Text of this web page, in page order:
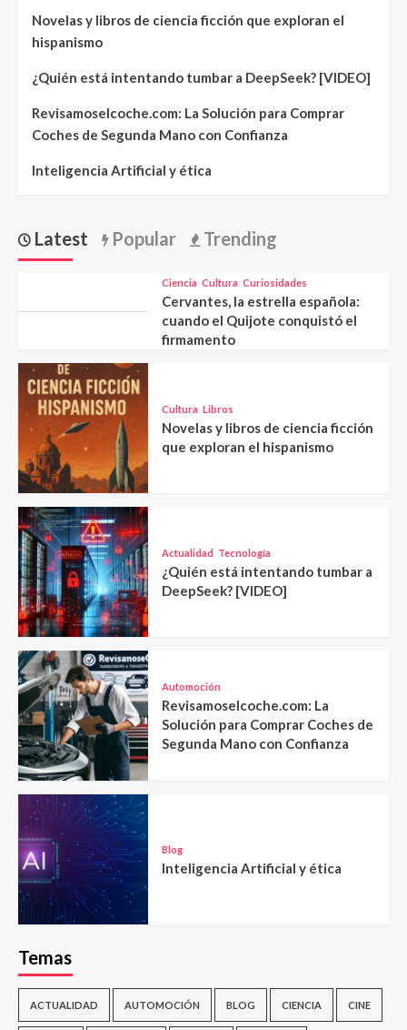
Novelas y libros de ciencia ficción que exploran el
hispanismo
¿Quién está intentando tumbar a DeepSeek? [VIDEO]
Revisamoselcoche.com: La Solución para Comprar
Coches de Segunda Mano con Confianza
Inteligencia Artificial y ética
Latest Popular Trending
Ciencia Cultura Curiosidades
Cervantes, la estrella española:
cuando el Quijote conquistó el
firmamento
Cultura Libros
Novelas y libros de ciencia ficción
que exploran el hispanismo
Actualidad Tecnología
¿Quién está intentando tumbar a
DeepSeek? [VIDEO]
Automoción
Revisamoselcoche.com: La
Solución para Comprar Coches de
Segunda Mano con Confianza
Blog
Inteligencia Artificial y ética
Temas
ACTUALIDAD AUTOMOCIÓN BLOG CIENCIA CINE